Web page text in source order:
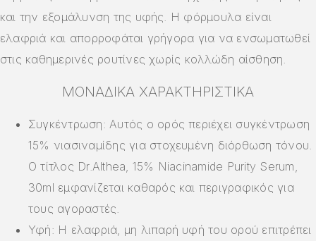
και την εξομάλυνση της υφής. Η φόρμουλα είναι
ελαφριά και απορροφάται γρήγορα για να ενσωματωθεί
στις καθημερινές ρουτίνες χωρίς κολλώδη αίσθηση.
ΜΟΝΑΔΙΚΆ ΧΑΡΑΚΤΗΡΙΣΤΙΚΆ
Συγκέντρωση: Αυτός ο ορός περιέχει συγκέντρωση
15% νιασιναμίδης για στοχευμένη διόρθωση τόνου.
Ο τίτλος Dr.Althea, 15% Niacinamide Purity Serum,
30ml εμφανίζεται καθαρός και περιγραφικός για
τους αγοραστές.
Υφή: Η ελαφριά, μη λιπαρή υφή του ορού επιτρέπει